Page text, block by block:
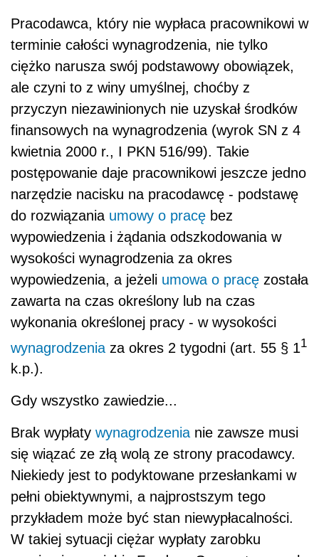
Pracodawca, który nie wypłaca pracownikowi w
terminie całości wynagrodzenia, nie tylko
ciężko narusza swój podstawowy obowiązek,
ale czyni to z winy umyślnej, choćby z
przyczyn niezawinionych nie uzyskał środków
finansowych na wynagrodzenia (wyrok SN z 4
kwietnia 2000 r., I PKN 516/99). Takie
postępowanie daje pracownikowi jeszcze jedno
narzędzie nacisku na pracodawcę - podstawę
do rozwiązania umowy o pracę bez
wypowiedzenia i żądania odszkodowania w
wysokości wynagrodzenia za okres
wypowiedzenia, a jeżeli umowa o pracę została
zawarta na czas określony lub na czas
wykonania określonej pracy - w wysokości
wynagrodzenia za okres 2 tygodni (art. 55 § 1 1
k.p.).
Gdy wszystko zawiedzie...
Brak wypłaty wynagrodzenia nie zawsze musi
się wiązać ze złą wolą ze strony pracodawcy.
Niekiedy jest to podyktowane przesłankami w
pełni obiektywnymi, a najprostszym tego
przykładem może być stan niewypłacalności.
W takiej sytuacji ciężar wypłaty zarobku